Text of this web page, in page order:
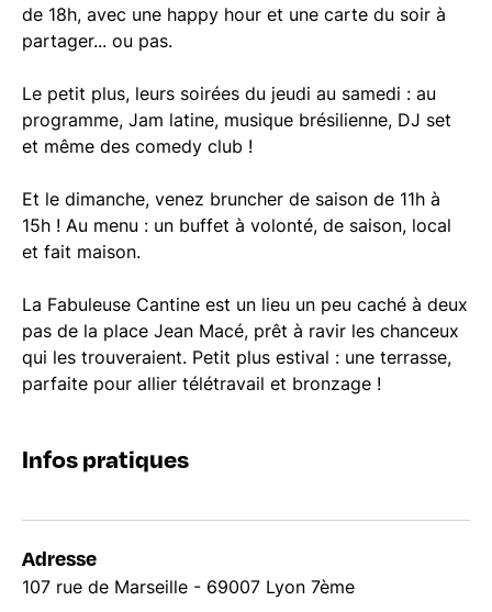
de 18h, avec une happy hour et une carte du soir à
partager... ou pas.
Le petit plus, leurs soirées du jeudi au samedi : au
programme, Jam latine, musique brésilienne, DJ set
et même des comedy club !
Et le dimanche, venez bruncher de saison de 11h à
15h ! Au menu : un buffet à volonté, de saison, local
et fait maison.
La Fabuleuse Cantine est un lieu un peu caché à deux
pas de la place Jean Macé, prêt à ravir les chanceux
qui les trouveraient. Petit plus estival : une terrasse,
parfaite pour allier télétravail et bronzage !
Infos pratiques
Adresse
107 rue de Marseille - 69007 Lyon 7ème